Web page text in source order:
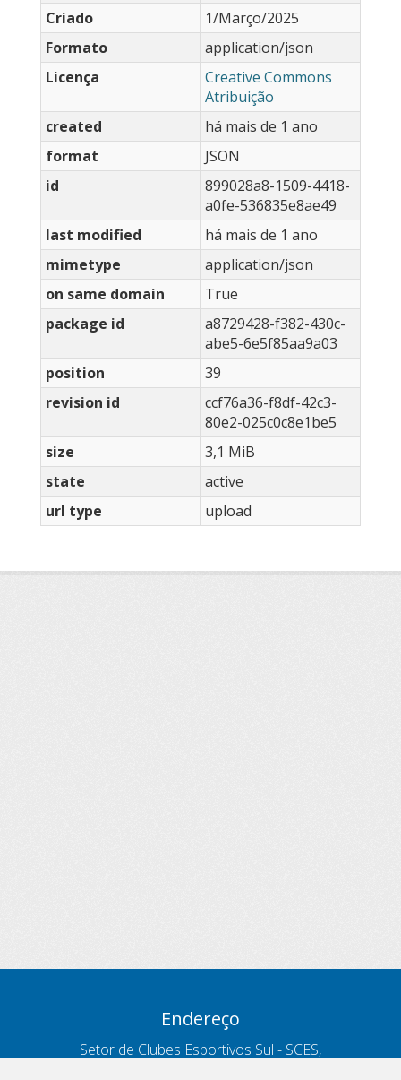
Criado
1/Março/2025
Formato
application/json
Licença
Creative Commons
Atribuição
created
há mais de 1 ano
format
JSON
id
899028a8-1509-4418-
a0fe-536835e8ae49
last modified
há mais de 1 ano
mimetype
application/json
on same domain
True
package id
a8729428-f382-430c-
abe5-6e5f85aa9a03
position
39
revision id
ccf76a36-f8df-42c3-
80e2-025c0c8e1be5
size
3,1 MiB
state
active
url type
upload
Endereço
Setor de Clubes Esportivos Sul - SCES,